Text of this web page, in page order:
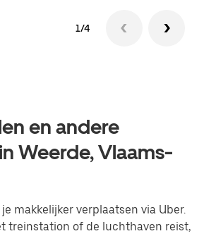
1/4
en andere
Weerde, Vlaams-
makkelijker verplaatsen via Uber.
treinstation of de luchthaven reist,